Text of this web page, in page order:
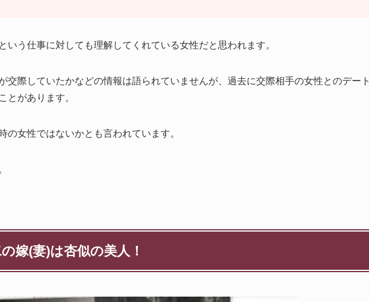
いう仕事に対しても理解してくれている女性だと思われます。
交際していたかなどの情報は語られていませんが、過去に交際相手の女性とのデート
とがあります。
の女性ではないかとも言われています。
嫁(妻)は杏似の美人！